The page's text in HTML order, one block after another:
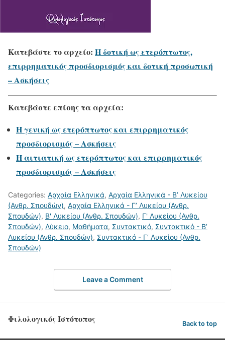
Κατεβάστε το αρχείο: Η δοτική ως ετερόπτωτος,
επιρρηματικός προσδιορισμός και δοτική προσωπική
– Ασκήσεις
Κατεβάστε επίσης τα αρχεία:
Η γενική ως ετερόπτωτος και επιρρηματικός
προσδιορισμός – Ασκήσεις
Η αιτιατική ως ετερόπτωτος και επιρρηματικός
προσδιορισμός – Ασκήσεις
Categories: Αρχαία Ελληνικά, Αρχαία Ελληνικά - Β’ Λυκείου
(Ανθρ. Σπουδών), Αρχαία Ελληνικά - Γ’ Λυκείου (Ανθρ.
Σπουδών), Β' Λυκείου (Ανθρ. Σπουδών), Γ' Λυκείου (Ανθρ.
Σπουδών), Λύκειο, Μαθήματα, Συντακτικό, Συντακτικό - Β’
Λυκείου (Ανθρ. Σπουδών), Συντακτικό - Γ’ Λυκείου (Ανθρ.
Σπουδών)
Leave a Comment
Φιλολογικός Ιστότοπος Back to top